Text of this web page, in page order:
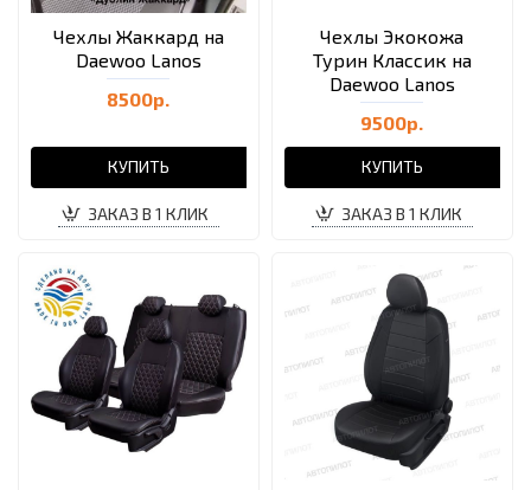
Чехлы Жаккард на
Daewoo Lanos
8500р.
КУПИТЬ
ЗАКАЗ В 1 КЛИК
Чехлы Экокожа
Турин Классик на
Daewoo Lanos
9500р.
КУПИТЬ
ЗАКАЗ В 1 КЛИК